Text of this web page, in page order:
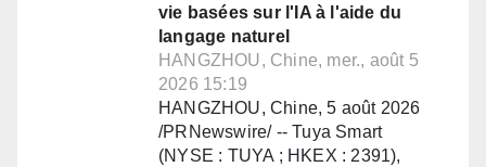
vie basées sur l'IA à l'aide du
langage naturel
HANGZHOU, Chine, mer., août 5
2026 15:19
HANGZHOU, Chine, 5 août 2026
/PRNewswire/ -- Tuya Smart
(NYSE : TUYA ; HKEX : 2391),